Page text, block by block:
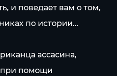
и поведает вам о том,
по истории…
ассасина,
при помощи